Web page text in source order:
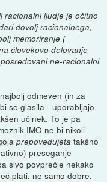
racionalni ljudje je očitno
dovolj racionalnega,
memoriranje (
človekovo delovanje
ne-racionalni
odmeven (in za
se glasila - uporabljajo
učinek. To je pa
IMO ne bi nikoli
prepovedujeta takšno
preseganje
sivo povprečje nekako
plati, ne samo dobre.